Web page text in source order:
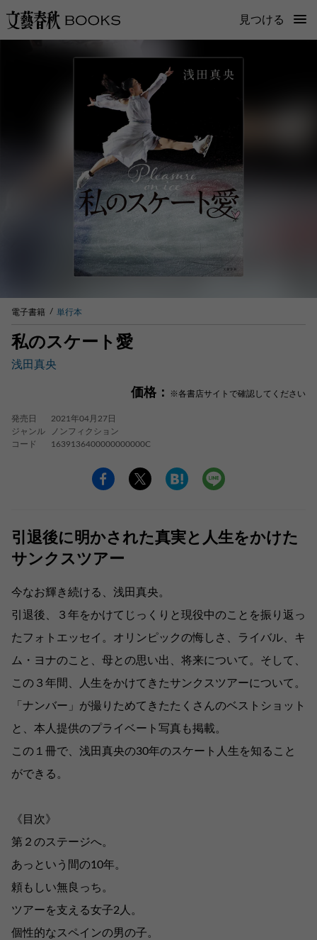
見つける
電子書籍 単行本
私のスケート愛
浅田真央
価格： ※各書店サイトで確認してください
発売日
2021年04月27日
ジャンル
ノンフィクション
コード
1639136400000000000C
引退後に明かされた真実と人生をかけた
サンクスツアー
今なお輝き続ける、浅田真央。
引退後、３年をかけてじっくりと現役中のことを振り返っ
たフォトエッセイ。オリンピックの悔しさ、ライバル、キ
ム・ヨナのこと、母との思い出、将来について。そして、
この３年間、人生をかけてきたサンクスツアーについて。
「ナンバー」が撮りためてきたたくさんのベストショット
と、本人提供のプライベート写真も掲載。
この１冊で、浅田真央の30年のスケート人生を知ること
ができる。
《目次》
第２のステージへ。
あっという間の10年。
頼もしい無良っち。
ツアーを支える女子2人。
個性的なスペインの男の子。